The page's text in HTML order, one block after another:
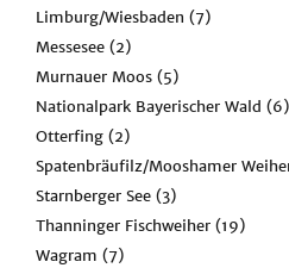
Limburg/Wiesbaden (7)
Messesee (2)
Murnauer Moos (5)
Nationalpark Bayerischer Wald (6)
Otterfing (2)
Spatenbräufilz/Mooshamer
Starnberger See (3)
Thanninger Fischweiher (19)
Wagram (7)